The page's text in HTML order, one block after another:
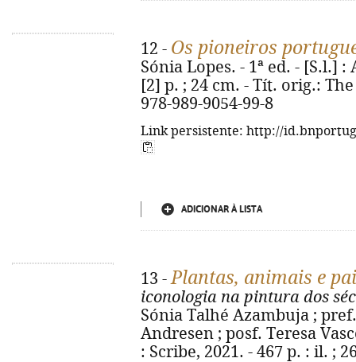
12 - Os pioneiros
Sónia Lopes. - 1ª ed. - [S.l.]
[2] p. ; 24 cm. - Tít. orig.:
978-989-9054-99-8
Link persistente: http://
ADICIONAR À LISTA
13 -Plantas, animais e
iconologia na pintura dos
Sónia Talhé Azambuja ;
Andresen ; posf. Teresa
: Scribe, 2021. - 467 p. : il. ;